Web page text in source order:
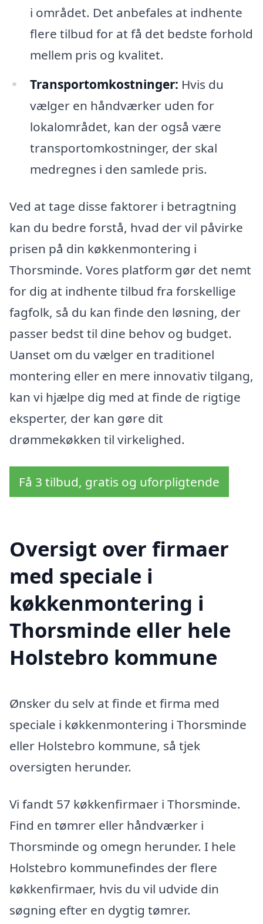
i området. Det anbefales at indhente
flere tilbud for at få det bedste forhold
mellem pris og kvalitet.
Transportomkostninger: Hvis du
vælger en håndværker uden for
lokalområdet, kan der også være
transportomkostninger, der skal
medregnes i den samlede pris.
Ved at tage disse faktorer i betragtning
kan du bedre forstå, hvad der vil påvirke
prisen på din køkkenmontering i
Thorsminde. Vores platform gør det nemt
for dig at indhente tilbud fra forskellige
fagfolk, så du kan finde den løsning, der
passer bedst til dine behov og budget.
Uanset om du vælger en traditionel
montering eller en mere innovativ tilgang,
kan vi hjælpe dig med at finde de rigtige
eksperter, der kan gøre dit
drømmekøkken til virkelighed.
Få 3 tilbud, gratis og uforpligtende
Oversigt over firmaer
med speciale i
køkkenmontering i
Thorsminde eller hele
Holstebro kommune
Ønsker du selv at finde et firma med
speciale i køkkenmontering i Thorsminde
eller Holstebro kommune, så tjek
oversigten herunder.
Vi fandt 57 køkkenfirmaer i Thorsminde.
Find en tømrer eller håndværker i
Thorsminde og omegn herunder. I hele
Holstebro kommunefindes der flere
køkkenfirmaer, hvis du vil udvide din
søgning efter en dygtig tømrer.